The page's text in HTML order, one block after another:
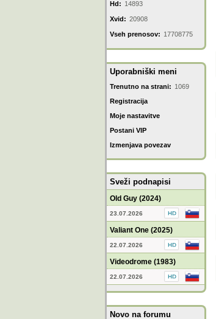
Hd: 14893
Xvid: 20908
Vseh prenosov: 17708775
Uporabniški meni
Trenutno na strani: 1069
Registracija
Moje nastavitve
Postani VIP
Izmenjava povezav
Sveži podnapisi
Old Guy (2024)
23.07.2026
Valiant One (2025)
22.07.2026
Videodrome (1983)
22.07.2026
Novo na forumu